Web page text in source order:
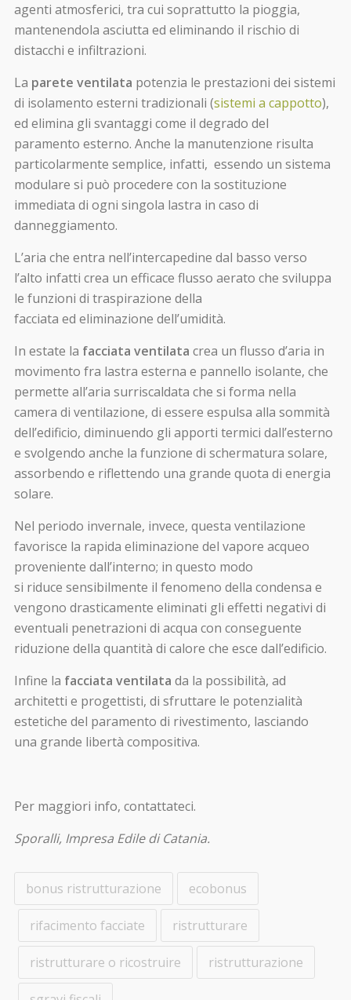
agenti atmosferici, tra cui soprattutto la pioggia,
mantenendola asciutta ed eliminando il rischio di
distacchi e infiltrazioni.
La parete ventilata potenzia le prestazioni dei sistemi
di isolamento esterni tradizionali (sistemi a cappotto),
ed elimina gli svantaggi come il degrado del
paramento esterno. Anche la manutenzione risulta
particolarmente semplice, infatti, essendo un sistema
modulare si può procedere con la sostituzione
immediata di ogni singola lastra in caso di
danneggiamento.
L’aria che entra nell’intercapedine dal basso verso
l’alto infatti crea un efficace flusso aerato che sviluppa
le funzioni di traspirazione della
facciata ed eliminazione dell’umidità.
In estate la facciata ventilata crea un flusso d’aria in
movimento fra lastra esterna e pannello isolante, che
permette all’aria surriscaldata che si forma nella
camera di ventilazione, di essere espulsa alla sommità
dell’edificio, diminuendo gli apporti termici dall’esterno
e svolgendo anche la funzione di schermatura solare,
assorbendo e riflettendo una grande quota di energia
solare.
Nel periodo invernale, invece, questa ventilazione
favorisce la rapida eliminazione del vapore acqueo
proveniente dall’interno; in questo modo
si riduce sensibilmente il fenomeno della condensa e
vengono drasticamente eliminati gli effetti negativi di
eventuali penetrazioni di acqua con conseguente
riduzione della quantità di calore che esce dall’edificio.
Infine la facciata ventilata da la possibilità, ad
architetti e progettisti, di sfruttare le potenzialità
estetiche del paramento di rivestimento, lasciando
una grande libertà compositiva.
Per maggiori info, contattateci.
Sporalli, Impresa Edile di Catania.
bonus ristrutturazione ecobonus
rifacimento facciate ristrutturare
ristrutturare o ricostruire ristrutturazione